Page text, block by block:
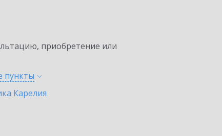
приобретение или
пункты
Карелия